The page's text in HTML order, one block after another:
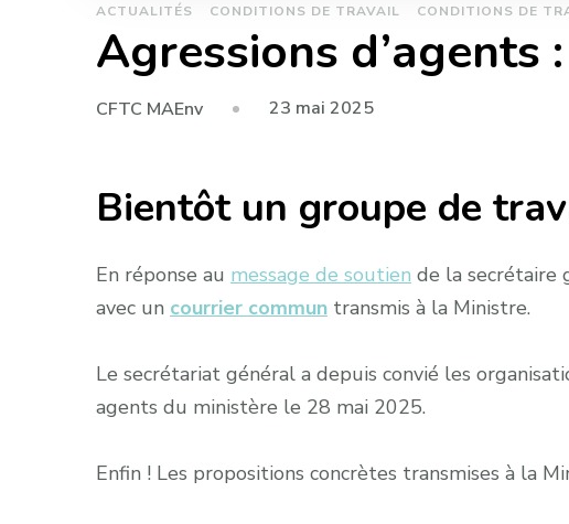
ACTUALITÉS CONDITIONS DE TRAVAIL CONDITIONS DE
Agressions d’agents
CFTC MAEnv 23 mai 2025
Bientôt un groupe de
En réponse au message de soutien de la secrétaire
avec un courrier commun transmis à la Ministre.
Le secrétariat général a depuis convié les
agents du ministère le 28 mai 2025.
Enfin ! Les propositions concrètes transmises à la